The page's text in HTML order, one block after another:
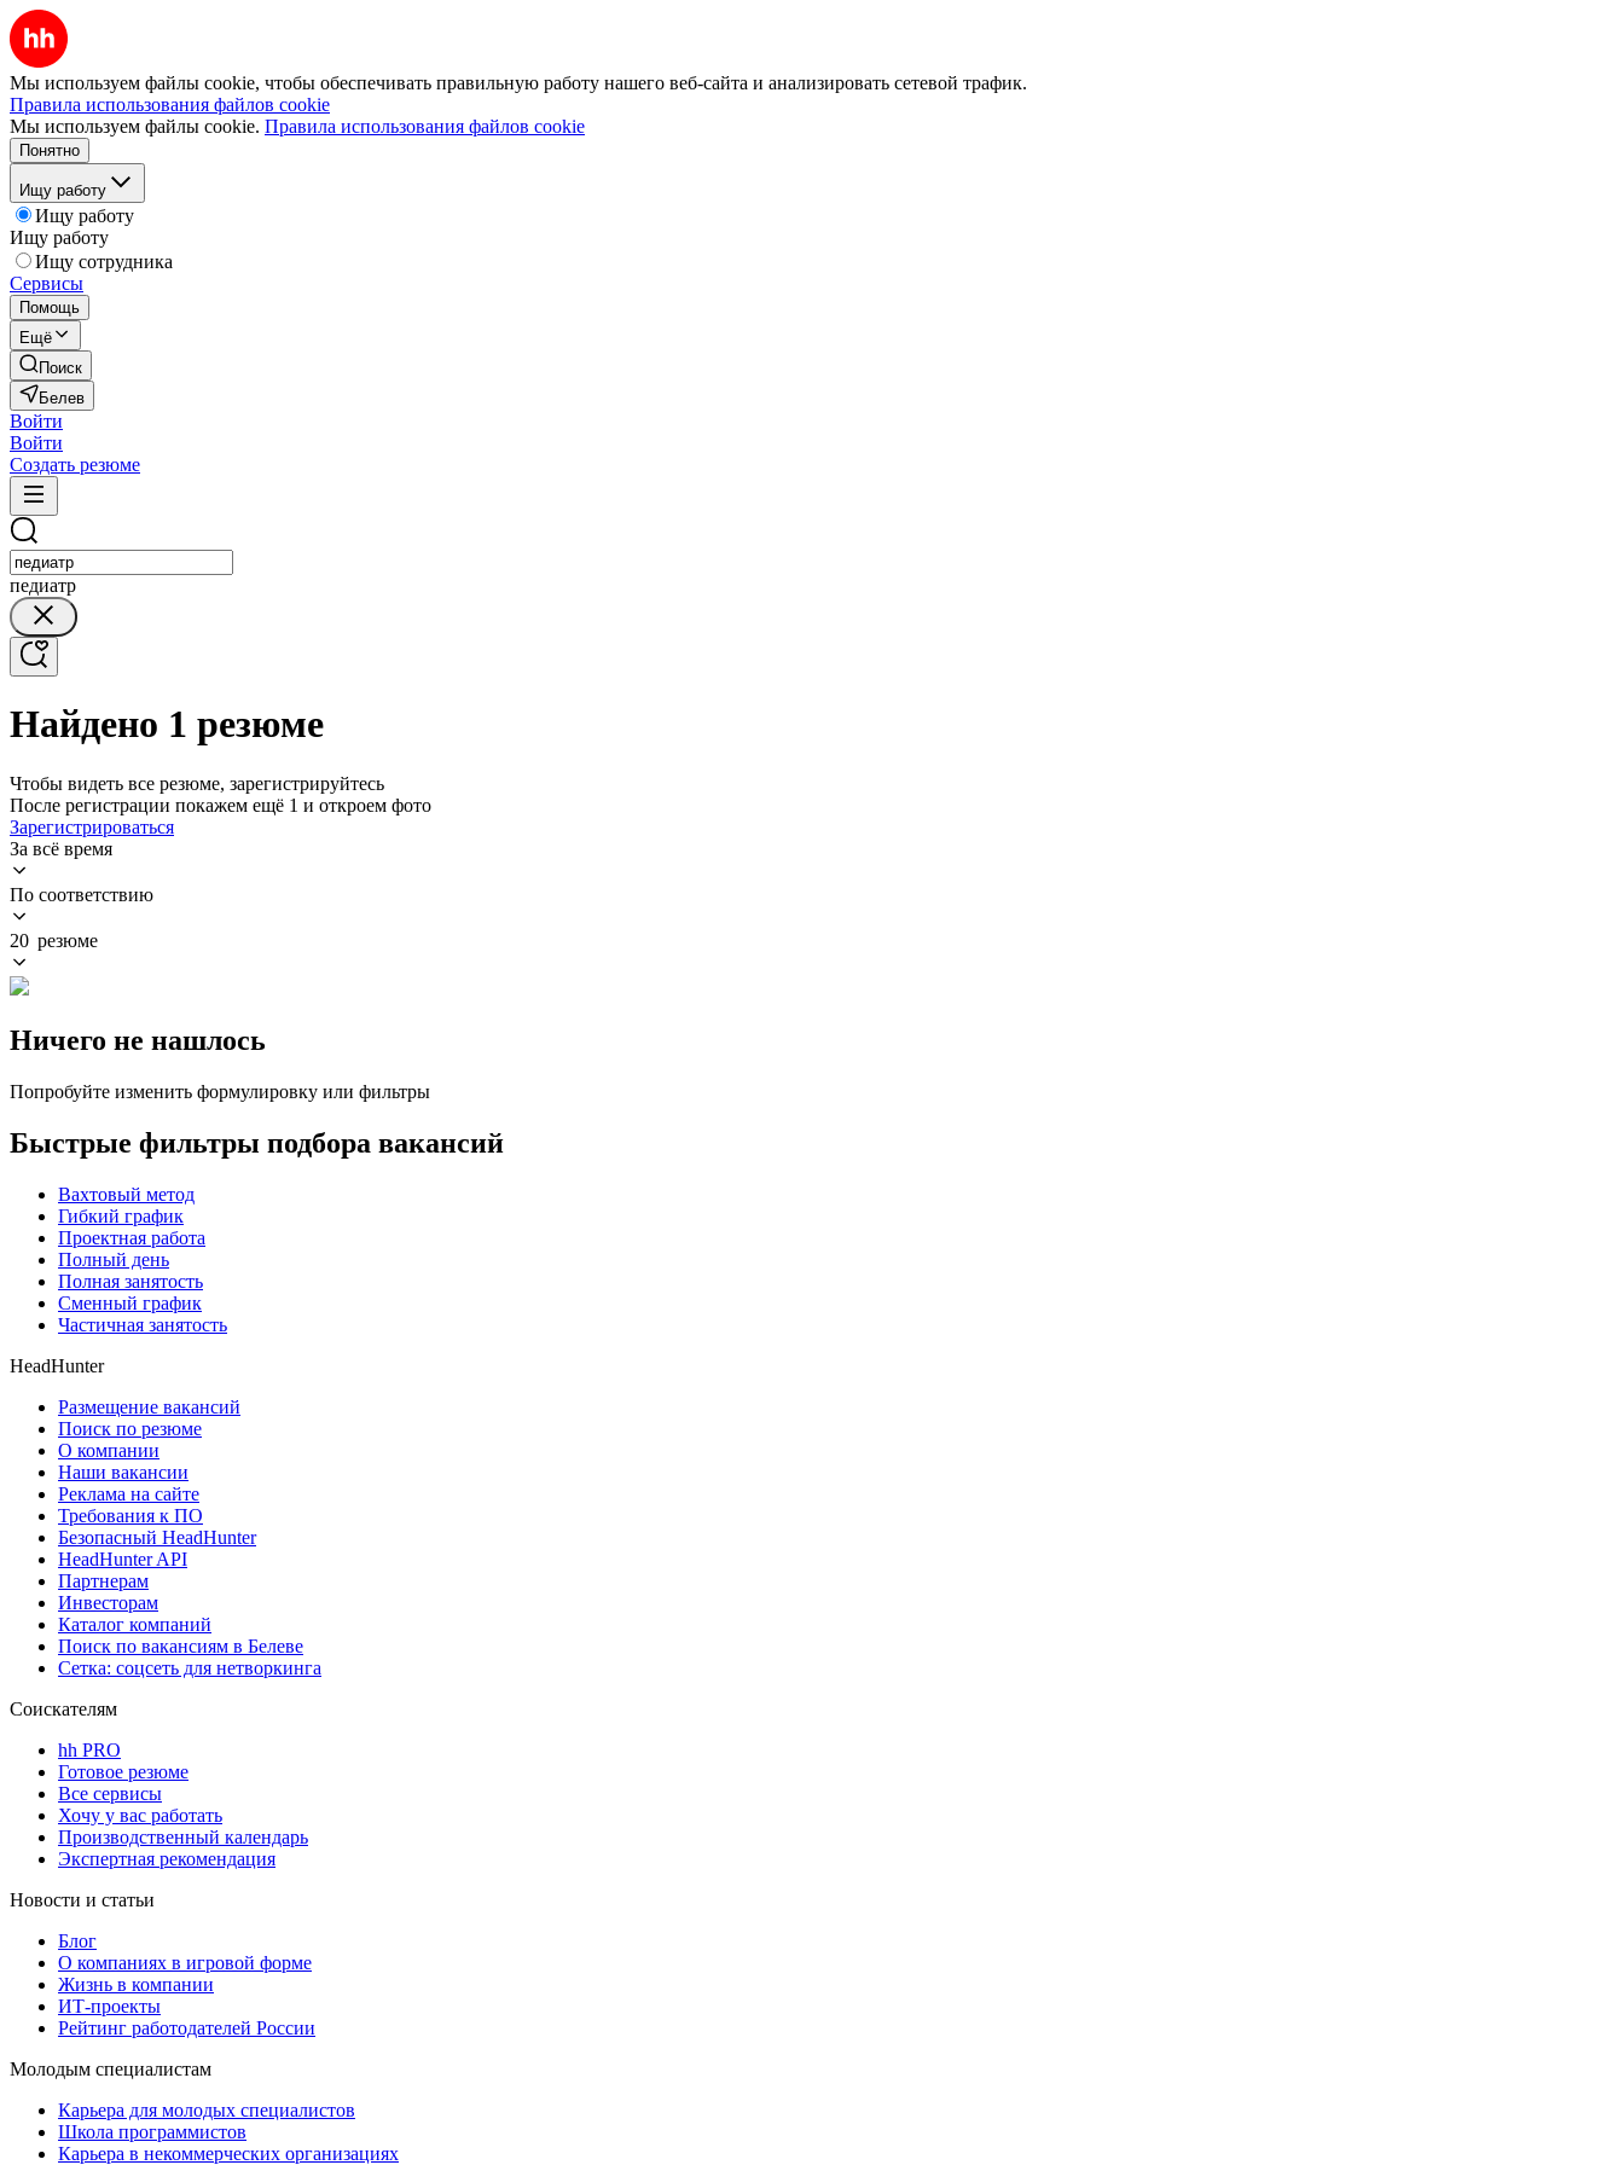
Мы используем файлы cookie, чтобы обеспечивать правильную работу нашего веб-сайта и анализировать сетевой трафик.
Правила использования файлов cookie
Мы используем файлы cookie. Правила использования файлов cookie
Понятно
Ищу работу
Ищу работу
Ищу работу
Ищу сотрудника
Сервисы
Помощь
Ещё
Поиск
Белев
Войти
Войти
Создать резюме
педиатр
Найдено 1 резюме
Чтобы видеть все резюме, зарегистрируйтесь
После регистрации покажем ещё 1 и откроем фото
Зарегистрироваться
За всё время
По соответствию
20 резюме
Ничего не нашлось
Попробуйте изменить формулировку или фильтры
Быстрые фильтры подбора вакансий
Вахтовый метод
Гибкий график
Проектная работа
Полный день
Полная занятость
Сменный график
Частичная занятость
HeadHunter
Размещение вакансий
Поиск по резюме
О компании
Наши вакансии
Реклама на сайте
Требования к ПО
Безопасный HeadHunter
HeadHunter API
Партнерам
Инвесторам
Каталог компаний
Поиск по вакансиям в Белеве
Сетка: соцсеть для нетворкинга
Соискателям
hh PRO
Готовое резюме
Все сервисы
Хочу у вас работать
Производственный календарь
Экспертная рекомендация
Новости и статьи
Блог
О компаниях в игровой форме
Жизнь в компании
ИТ-проекты
Рейтинг работодателей России
Молодым специалистам
Карьера для молодых специалистов
Школа программистов
Карьера в некоммерческих организациях